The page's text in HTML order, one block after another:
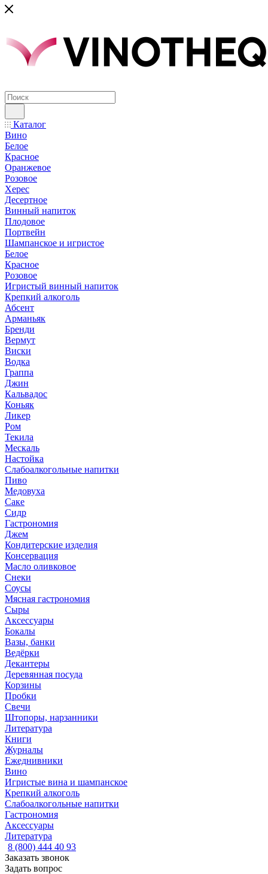
Каталог
Вино
Белое
Красное
Оранжевое
Розовое
Херес
Десертное
Винный напиток
Плодовое
Портвейн
Шампанское и игристое
Белое
Красное
Розовое
Игристый винный напиток
Крепкий алкоголь
Абсент
Арманьяк
Бренди
Вермут
Виски
Водка
Граппа
Джин
Кальвадос
Коньяк
Ликер
Ром
Текила
Мескаль
Настойка
Слабоалкогольные напитки
Пиво
Медовуха
Саке
Сидр
Гастрономия
Джем
Кондитерские изделия
Консервация
Масло оливковое
Снеки
Соусы
Мясная гастрономия
Сыры
Аксессуары
Бокалы
Вазы, банки
Ведёрки
Декантеры
Деревянная посуда
Корзины
Пробки
Свечи
Штопоры, нарзанники
Литература
Книги
Журналы
Ежеднивники
Вино
Игристые вина и шампанское
Крепкий алкоголь
Слабоалкогольные напитки
Гастрономия
Аксессуары
Литература
8 (800) 444 40 93
Заказать звонок
Задать вопрос